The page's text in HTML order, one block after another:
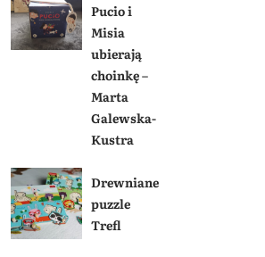
Pucio i
Misia
ubierają
choinkę –
Marta
Galewska-
Kustra
Drewniane
puzzle
Trefl